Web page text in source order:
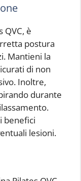
QVC, è
postura
Mantieni la
di non
Inoltre,
durante
benefici
lesioni.